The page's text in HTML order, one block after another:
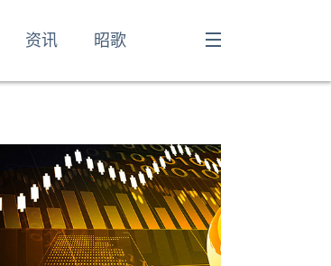
资讯 昭歌
垃圾链接来让网站恢复活
力。...
提到网站建设就不得不提
SEO，因为一个新网站若想
跟已经在互联网具有优势地位
的网站相比肩，就必须经过